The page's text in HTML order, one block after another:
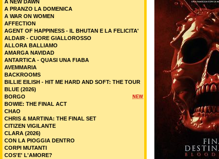
A NEW DAWN
A PRANZO LA DOMENICA
A WAR ON WOMEN
AFFECTION
AGENT OF HAPPINESS - IL BHUTAN E LA FELICITA'
ALDAIR - CUORE GIALLOROSSO
ALLORA BALLIAMO
AMARGA NAVIDAD
ANTARTICA - QUASI UNA FIABA
AVEMMARIA
BACKROOMS
BILLIE EILISH - HIT ME HARD AND SOFT: THE TOUR
BLUE (2026)
NEW
BORGO
BOWIE: THE FINAL ACT
CHAO
CHRIS & MARTINA: THE FINAL SET
CITIZEN VIGILANTE
CLARA (2026)
CON LA PIOGGIA DENTRO
CORPI MUTANTI
COS'E' L'AMORE?